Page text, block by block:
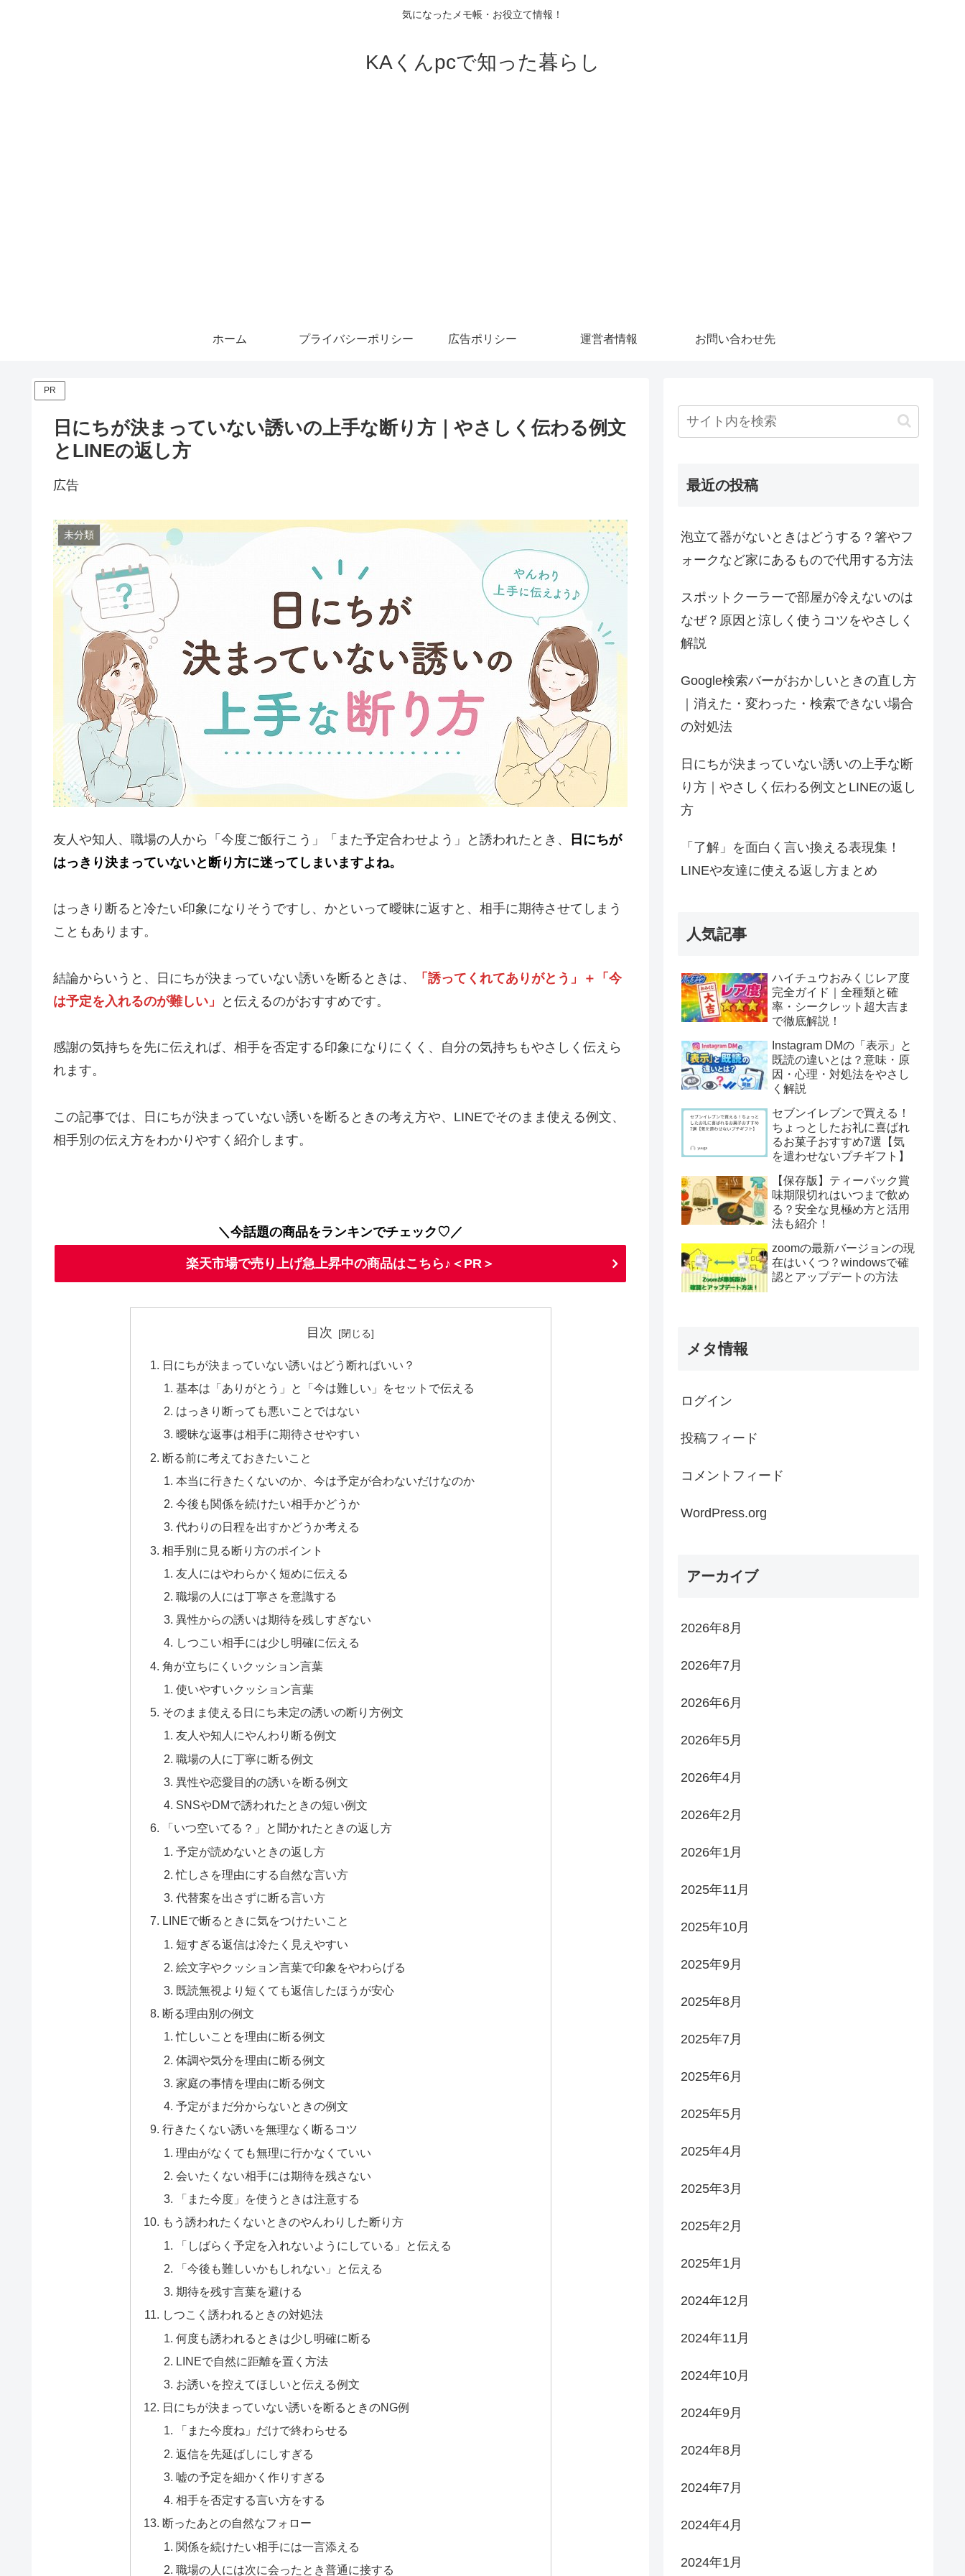
気になったメモ帳・お役立て情報！
KAくんpcで知った暮らし
ホーム プライバシーポリシー 広告ポリシー 運営者情報 お問い合わせ先
PR
日にちが決まっていない誘いの上手な断り方｜やさしく伝わる例文
とLINEの返し方
広告
未分類
友人や知人、職場の人から「今度ご飯行こう」「また予定合わせよう」と誘われたとき、
日にちが
はっきり決まっていないと断り方に迷ってしまいますよね。
はっきり断ると冷たい印象になりそうですし、かといって曖昧に返すと、相手に期待させてしまう
こともあります。
結論からいうと、日にちが決まっていない誘いを断るときは、
「誘ってくれてありがとう」＋「今
は予定を入れるのが難しい」
と伝えるのがおすすめです。
感謝の気持ちを先に伝えれば、相手を否定する印象になりにくく、自分の気持ちもやさしく伝えら
れます。
この記事では、日にちが決まっていない誘いを断るときの考え方や、LINEでそのまま使える例文、
相手別の伝え方をわかりやすく紹介します。
＼今話題の商品をランキンでチェック♡／
楽天市場で売り上げ急上昇中の商品はこちら♪＜PR＞
目次
日にちが決まっていない誘いはどう断ればいい？
基本は「ありがとう」と「今は難しい」をセットで伝える
はっきり断っても悪いことではない
曖昧な返事は相手に期待させやすい
断る前に考えておきたいこと
本当に行きたくないのか、今は予定が合わないだけなのか
今後も関係を続けたい相手かどうか
代わりの日程を出すかどうか考える
相手別に見る断り方のポイント
友人にはやわらかく短めに伝える
職場の人には丁寧さを意識する
異性からの誘いは期待を残しすぎない
しつこい相手には少し明確に伝える
角が立ちにくいクッション言葉
使いやすいクッション言葉
そのまま使える日にち未定の誘いの断り方例文
友人や知人にやんわり断る例文
職場の人に丁寧に断る例文
異性や恋愛目的の誘いを断る例文
SNSやDMで誘われたときの短い例文
「いつ空いてる？」と聞かれたときの返し方
予定が読めないときの返し方
忙しさを理由にする自然な言い方
代替案を出さずに断る言い方
LINEで断るときに気をつけたいこと
短すぎる返信は冷たく見えやすい
絵文字やクッション言葉で印象をやわらげる
既読無視より短くても返信したほうが安心
断る理由別の例文
忙しいことを理由に断る例文
体調や気分を理由に断る例文
家庭の事情を理由に断る例文
予定がまだ分からないときの例文
行きたくない誘いを無理なく断るコツ
理由がなくても無理に行かなくていい
会いたくない相手には期待を残さない
「また今度」を使うときは注意する
もう誘われたくないときのやんわりした断り方
「しばらく予定を入れないようにしている」と伝える
「今後も難しいかもしれない」と伝える
期待を残す言葉を避ける
しつこく誘われるときの対処法
何度も誘われるときは少し明確に断る
LINEで自然に距離を置く方法
お誘いを控えてほしいと伝える例文
日にちが決まっていない誘いを断るときのNG例
「また今度ね」だけで終わらせる
返信を先延ばしにしすぎる
嘘の予定を細かく作りすぎる
相手を否定する言い方をする
断ったあとの自然なフォロー
関係を続けたい相手には一言添える
職場の人には次に会ったとき普通に接する
最近の投稿
泡立て器がないときはどうする？箸やフ
ォークなど家にあるもので代用する方法
スポットクーラーで部屋が冷えないのは
なぜ？原因と涼しく使うコツをやさしく
解説
Google検索バーがおかしいときの直し方
｜消えた・変わった・検索できない場合
の対処法
日にちが決まっていない誘いの上手な断
り方｜やさしく伝わる例文とLINEの返し
方
「了解」を面白く言い換える表現集！
LINEや友達に使える返し方まとめ
人気記事
ハイチュウおみくじレア度
完全ガイド｜全種類と確
率・シークレット超大吉ま
で徹底解説！
Instagram DMの「表示」と
既読の違いとは？意味・原
因・心理・対処法をやさし
く解説
セブンイレブンで買える！
ちょっとしたお礼に喜ばれ
るお菓子おすすめ7選【気
を遣わせないプチギフト】
【保存版】ティーパック賞
味期限切れはいつまで飲め
る？安全な見極め方と活用
法も紹介！
zoomの最新バージョンの現
在はいくつ？windowsで確
認とアップデートの方法
メタ情報
ログイン
投稿フィード
コメントフィード
WordPress.org
アーカイブ
2026年8月
2026年7月
2026年6月
2026年5月
2026年4月
2026年2月
2026年1月
2025年11月
2025年10月
2025年9月
2025年8月
2025年7月
2025年6月
2025年5月
2025年4月
2025年3月
2025年2月
2025年1月
2024年12月
2024年11月
2024年10月
2024年9月
2024年8月
2024年7月
2024年4月
2024年1月